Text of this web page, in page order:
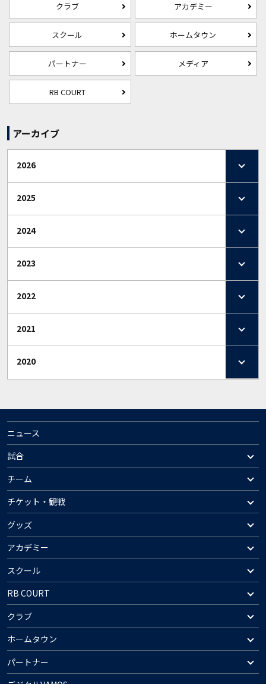
クラブ アカデミー
スクール ホームタウン
パートナー メディア
RB COURT
アーカイブ
2026
2025
2024
2023
2022
2021
2020
ニュース
試合
チーム
チケット・観戦
グッズ
アカデミー
スクール
RB COURT
クラブ
ホームタウン
パートナー